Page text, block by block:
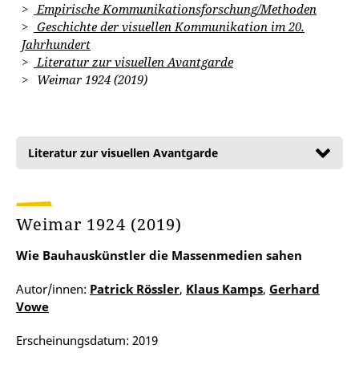
Empirische Kommunikationsforschung/Methoden
Geschichte der visuellen Kommunikation im 20.
Jahrhundert
Literatur zur visuellen Avantgarde
Weimar 1924 (2019)
Literatur zur visuellen Avantgarde
Weimar 1924 (2019)
Wie Bauhauskünstler die Massenmedien sahen
Autor/innen: Patrick Rössler, Klaus Kamps, Gerhard
Vowe
Erscheinungsdatum: 2019